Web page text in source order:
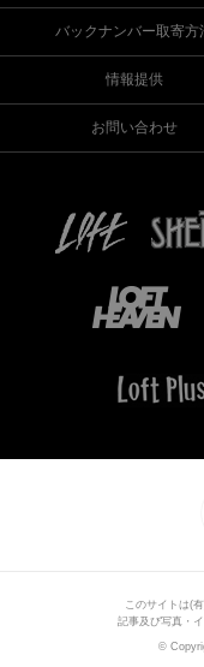
バックナンバー取寄方
情報提供
お問い合わせ
このサイトは(
記事及び写真・
©